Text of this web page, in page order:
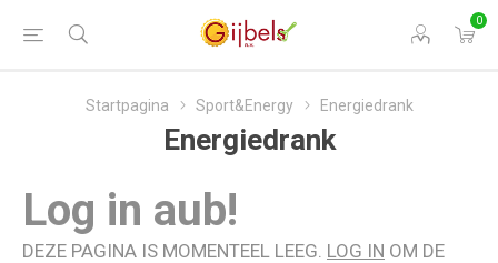
0
Startpagina Sport&Energy Energiedrank
Energiedrank
Log in aub!
DEZE PAGINA IS MOMENTEEL LEEG. LOG IN OM DE